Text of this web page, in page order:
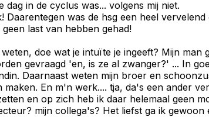
in de cyclus was... volgens mij niet.
was de hsg een heel
last van hebben gehad!
doe wat je intuïte je ingeeft? Mijn man
gevraagd 'en, is ze al zwanger?' ... In
Daarnaast weten mijn broer en
En m'n werk.... tja, da's een ander
en op zich heb ik daar helemaal geen
mijn collega's? Het liefst ga ik